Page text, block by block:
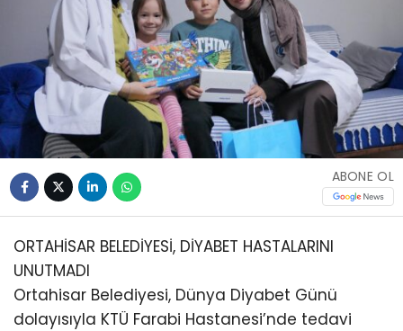
ABONE OL
ORTAHİSAR BELEDİYESİ, DİYABET HASTALARINI
UNUTMADI
Ortahisar Belediyesi, Dünya Diyabet Günü
dolayısıyla KTÜ Farabi Hastanesi’nde tedavi